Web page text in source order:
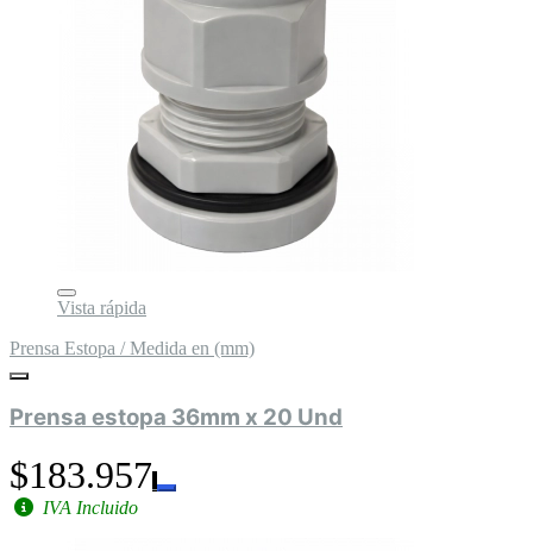
Vista rápida
Prensa Estopa / Medida en (mm)
Prensa estopa 36mm x 20 Und
$183.957
IVA Incluido